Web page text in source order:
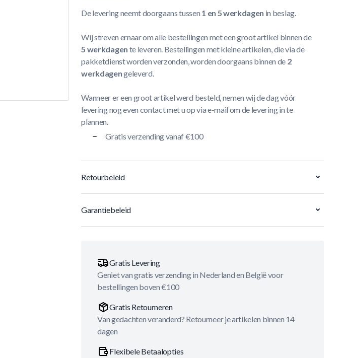
De levering neemt doorgaans tussen 1 en 5 werkdagen in beslag.
Wij streven ernaar om alle bestellingen met een groot artikel binnen de
5 werkdagen te leveren. Bestellingen met kleine artikelen, die via de
pakketdienst worden verzonden, worden doorgaans binnen de 2
werkdagengeleverd.
Wanneer er een groot artikel werd besteld, nemen wij de dag vóór
levering nog even contact met u op via e-mail om de levering in te
plannen.
Gratis verzending vanaf €100
Retourbeleid
Garantiebeleid
Gratis Levering
Geniet van gratis verzending in Nederland en België voor
bestellingen boven €100
Gratis Retourneren
Van gedachten veranderd? Retourneer je artikelen binnen 14
dagen
Flexibele Betaalopties